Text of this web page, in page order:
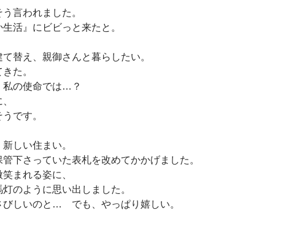
言われました。
活』にビビっと来たと。
替え、親御さんと暮らしたい。
た。
私の使命では…？
です。
しい住まい。
下さっていた表札を改めてかかげました。
まれる姿に、
のように思い出しました。
しいのと…　でも、やっぱり嬉しい。